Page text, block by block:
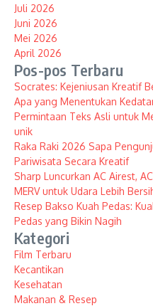
Juli 2026
Juni 2026
Mei 2026
April 2026
Pos-pos Terbaru
Socrates: Kejeniusan Kreatif
Apa yang Menentukan
Permintaan Teks Asli untuk
unik
Raka Raki 2026 Sapa
Pariwisata Secara Kreatif
Sharp Luncurkan AC Airest,
MERV untuk Udara Lebih
Resep Bakso Kuah Pedas:
Pedas yang Bikin Nagih
Kategori
Film Terbaru
Kecantikan
Kesehatan
Makanan & Resep